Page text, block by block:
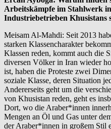
Arbeitskämpfe im Stahlwerk
Industriebetrieben Khusistans
Meisam Al-Mahdi: Seit 2013
starken Klassencharakter
Klassen reden, kommt auch die
diversen Völker in Iran wieder
ist, haben die Proteste zwei
soziale Klasse, deren Situation
Andererseits geht um die
von Khusistan reden, geht es
Dort, wo die Araber*innen
Mengen an Öl und Gas unter
der Araber*innen in großem Stil